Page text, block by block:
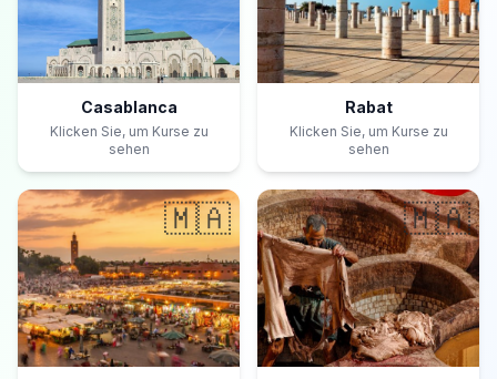
Casablanca
Klicken Sie, um Kurse zu
sehen
Rabat
Klicken Sie, um Kurse zu
sehen
🇲🇦 🇲🇦